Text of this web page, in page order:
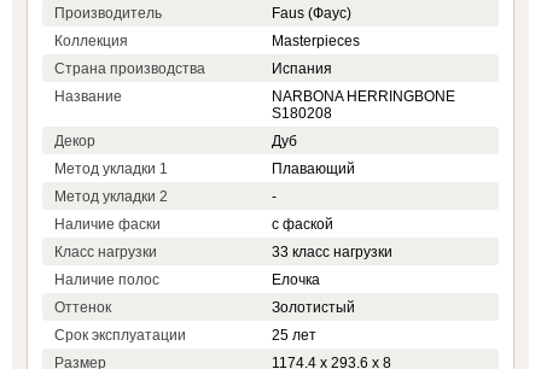
Производитель
Faus (Фаус)
Коллекция
Masterpieces
Страна производства
Испания
Название
NARBONA HERRINGBONE
S180208
Декор
Дуб
Метод укладки 1
Плавающий
Метод укладки 2
-
Наличие фаски
с фаской
Класс нагрузки
33 класс нагрузки
Наличие полос
Елочка
Оттенок
Золотистый
Срок эксплуатации
25 лет
Размер
1174.4 x 293.6 x 8